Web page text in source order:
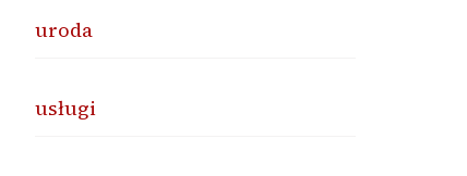
uroda
usługi